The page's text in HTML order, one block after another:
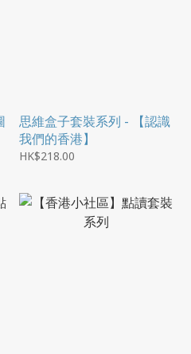
思維盒子套裝系列 - 【認識
我們的香港】
HK$218.00